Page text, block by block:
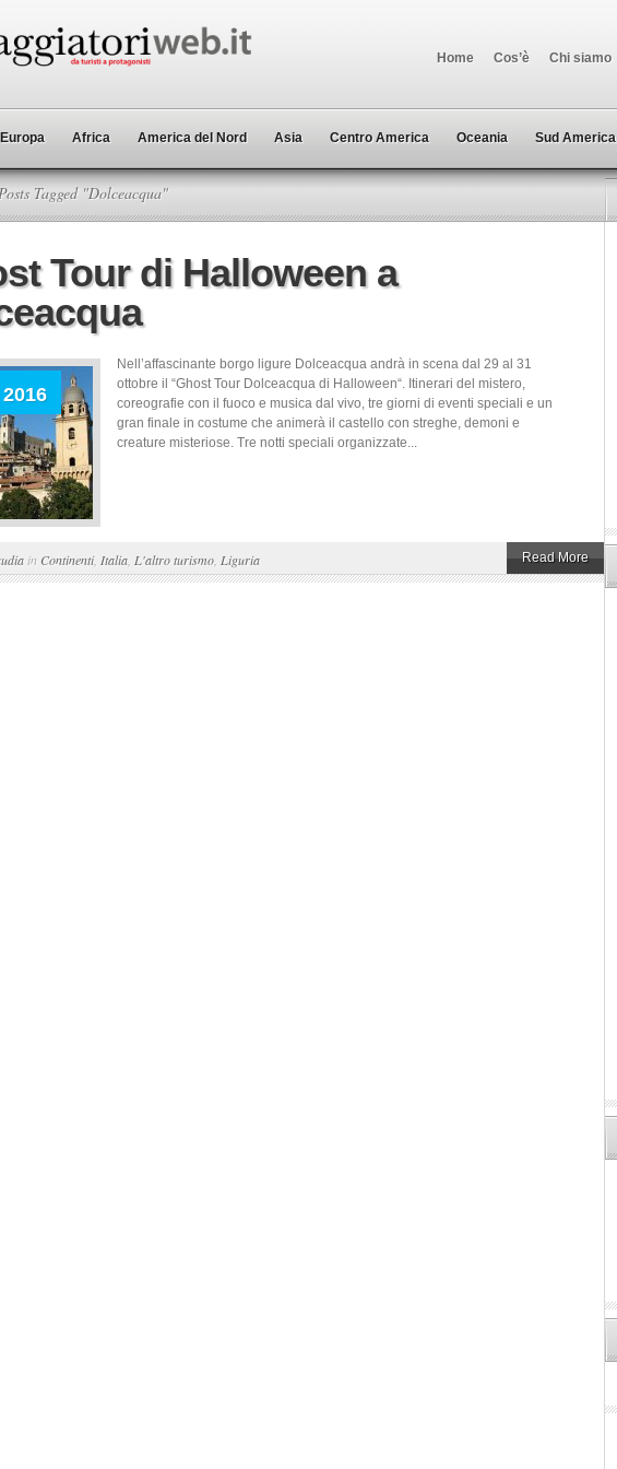
Home Cos’è Chi siamo
Europa Africa America del Nord Asia Centro America Oceania Sud America
Tagged "Dolceacqua"
Tour di Halloween a
Nell’affascinante borgo ligure Dolceacqua andrà in scena dal 29 al 31
ottobre il “Ghost Tour Dolceacqua di Halloween“. Itinerari del mistero,
coreografie con il fuoco e musica dal vivo, tre giorni di eventi speciali e un
gran finale in costume che animerà il castello con streghe, demoni e
creature misteriose. Tre notti speciali organizzate...
in Continenti, Italia L'altro turismo Liguria Read More